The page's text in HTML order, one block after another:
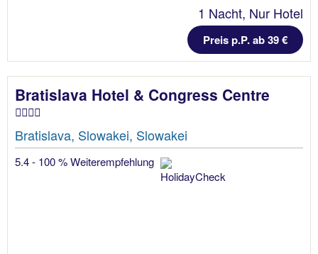
1 Nacht, Nur Hotel
Preis p.P. ab 39 €
Bratislava Hotel & Congress Centre
Bratislava, Slowakei, Slowakei
5.4 - 100 % Weiterempfehlung